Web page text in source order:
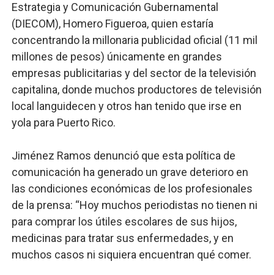
Estrategia y Comunicación Gubernamental
(DIECOM), Homero Figueroa, quien estaría
concentrando la millonaria publicidad oficial (11 mil
millones de pesos) únicamente en grandes
empresas publicitarias y del sector de la televisión
capitalina, donde muchos productores de televisión
local languidecen y otros han tenido que irse en
yola para Puerto Rico.
Jiménez Ramos denunció que esta política de
comunicación ha generado un grave deterioro en
las condiciones económicas de los profesionales
de la prensa: “Hoy muchos periodistas no tienen ni
para comprar los útiles escolares de sus hijos,
medicinas para tratar sus enfermedades, y en
muchos casos ni siquiera encuentran qué comer.